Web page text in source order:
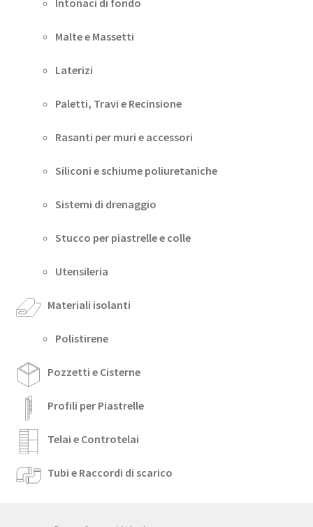
Malte e Massetti
Laterizi
Paletti, Travi e Recinsione
Rasanti per muri e accessori
Siliconi e schiume poliuretaniche
Sistemi di drenaggio
Stucco per piastrelle e colle
Utensileria
Materiali isolanti
Polistirene
Pozzetti e Cisterne
Profili per Piastrelle
Telai e Controtelai
Tubi e Raccordi di scarico